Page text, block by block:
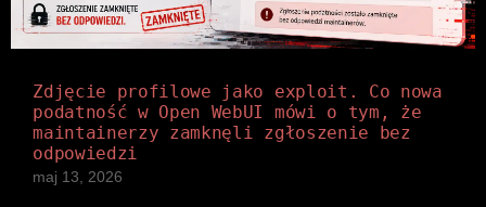
Zdjęcie profilowe jako exploit. Co nowa
podatność w Open WebUI mówi o tym, że
maintainerzy zamknęli zgłoszenie bez
odpowiedzi
maj 13, 2026